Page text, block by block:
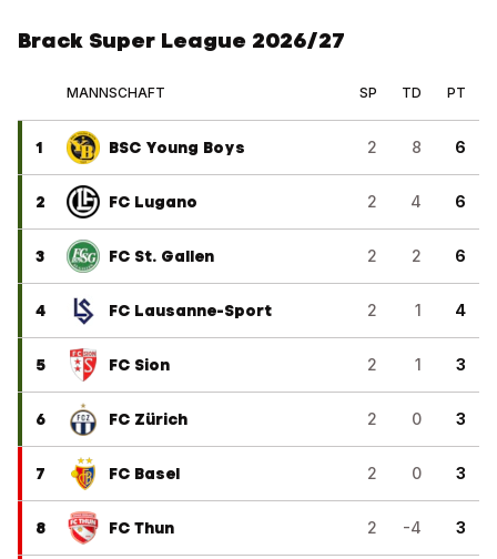
Brack Super League 2026/27
MANNSCHAFT SP TD PT
1 BSC Young Boys 2 8 6
2 FC Lugano 2 4 6
3 FC St. Gallen 2 2 6
4 FC Lausanne-Sport 2 1 4
5 FC Sion 2 1 3
6 FC Zürich 2 0 3
7 FC Basel 2 0 3
8 FC Thun 2 -4 3